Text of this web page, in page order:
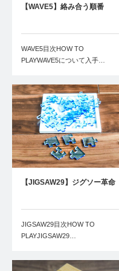
【WAVE5】絡み合う順番
WAVE5目次HOW TO
PLAYWAVE5について入手…
【JIGSAW29】ジグソー革命
JIGSAW29目次HOW TO
PLAYJIGSAW29…